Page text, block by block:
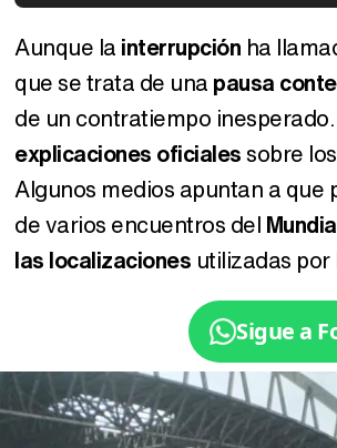
Aunque la interrupción ha
que se trata de una pausa
de un contratiempo
explicaciones oficialessobre
Algunos medios apuntan a
de varios encuentros del
las localizaciones utilizadas por
Sigue a